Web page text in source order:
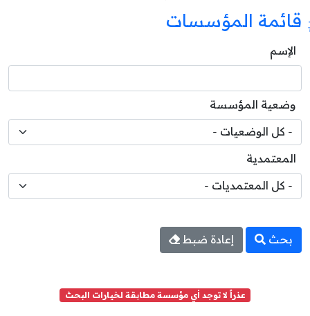
قائمة المؤسسات
الإسم
وضعية المؤسسة
المعتمدية
بحث إعادة ضبط
عذراً لا توجد أي مؤسسة مطابقة لخيارات البحث